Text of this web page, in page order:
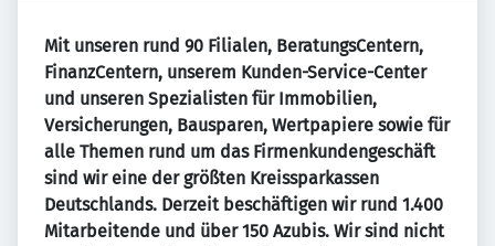
Mit unseren rund 90 Filialen, BeratungsCentern,
FinanzCentern, unserem Kunden-Service-Center
und unseren Spezialisten für Immobilien,
Versicherungen, Bausparen, Wertpapiere sowie für
alle Themen rund um das Firmenkundengeschäft
sind wir eine der größten Kreissparkassen
Deutschlands. Derzeit beschäftigen wir rund 1.400
Mitarbeitende und über 150 Azubis. Wir sind nicht